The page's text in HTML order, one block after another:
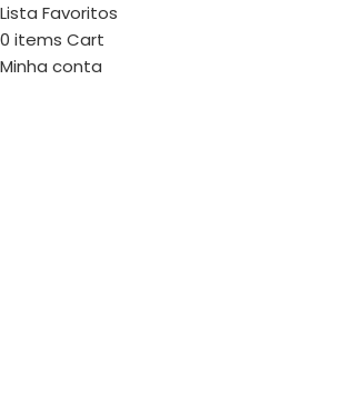
Lista Favoritos
0 items Cart
Minha conta